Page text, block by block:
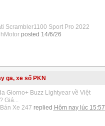
Scrambler1100 Sport Pro 2022
posted 14/6/26
ga, xe số PKN
Giorno+ Buzz Lightyear về Việt
Giá...
Xe 247 replied Hôm nay lúc 15:57